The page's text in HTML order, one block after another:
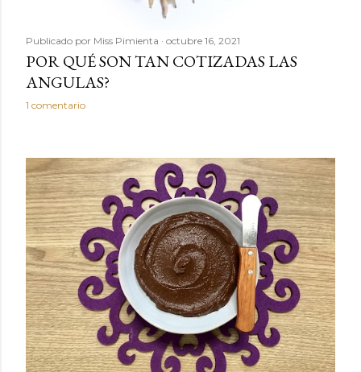
Publicado por Miss Pimienta octubre 16, 2021
POR QUÉ SON TAN COTIZADAS LAS
ANGULAS?
1 comentario